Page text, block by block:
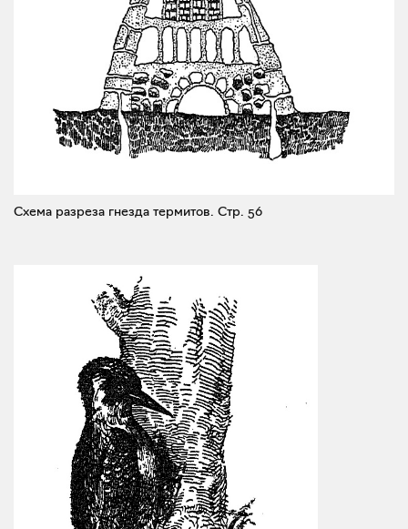
Схема разреза гнезда термитов. Стр. 56